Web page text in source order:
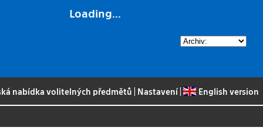
Loading...
nabídka volitelných předmětů Nastavení| English version